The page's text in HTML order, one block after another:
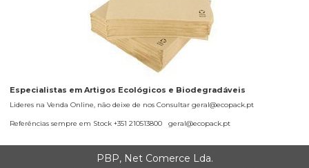
Especialistas em Artigos Ecológicos e Biodegradáveis
Lideres na Venda Online, não deixe de nos Consultar geral@ecopack.pt
Referências sempre em Stock +351 210513800 geral@ecopack.pt
PBP, Net Comerce Lda.